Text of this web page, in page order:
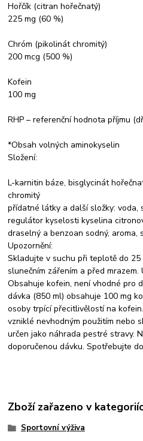
Hořčík (citran hořečnatý)
225 mg (60 %)
Chróm (pikolinát chromitý)
200 mcg (500 %)
Kofein
100 mg
RHP – referenční hodnota příjmu
*Obsah volných aminokyselin
Složení:
L-karnitin báze, bisglycinát
chromitý
přídatné látky a další složky:
regulátor kyselosti kyselina
draselný a benzoan sodný, aroma,
Upozornění:
Skladujte v suchu při teplotě do 25
slunečním zářením a před
Obsahuje kofein, není vhodné pro
dávka (850 ml) obsahuje 100 mg
osoby trpící přecitlivělostí na
vzniklé nevhodným použitím nebo
určen jako náhrada pestré stravy.
doporučenou dávku. Spotřebujte
Zboží zařazeno v
Sportovní výživa